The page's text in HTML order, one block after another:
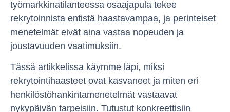
työmarkkinatilanteessa osaajapula tekee
rekrytoinnista entistä haastavampaa, ja perinteiset
menetelmät eivät aina vastaa nopeuden ja
joustavuuden vaatimuksiin.
Tässä artikkelissa käymme läpi, miksi
rekrytointihaasteet ovat kasvaneet ja miten eri
henkilöstöhankintamenetelmät vastaavat
nykypäivän tarpeisiin. Tutustut konkreettisiin